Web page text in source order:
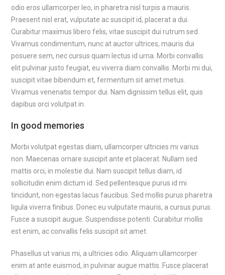
odio eros ullamcorper leo, in pharetra nisl turpis a mauris.
Praesent nisl erat, vulputate ac suscipit id, placerat a dui.
Curabitur maximus libero felis, vitae suscipit dui rutrum sed.
Vivamus condimentum, nunc at auctor ultrices, mauris dui
posuere sem, nec cursus quam lectus id urna. Morbi convallis
elit pulvinar justo feugiat, eu viverra diam convallis. Morbi mi dui,
suscipit vitae bibendum et, fermentum sit amet metus.
Vivamus venenatis tempor dui. Nam dignissim tellus elit, quis
dapibus orci volutpat in.
In good memories
Morbi volutpat egestas diam, ullamcorper ultricies mi varius
non. Maecenas ornare suscipit ante et placerat. Nullam sed
mattis orci, in molestie dui. Nam suscipit tellus diam, id
sollicitudin enim dictum id. Sed pellentesque purus id mi
tincidunt, non egestas lacus faucibus. Sed mollis purus pharetra
ligula viverra finibus. Donec eu vulputate mauris, a cursus purus.
Fusce a suscipit augue. Suspendisse potenti. Curabitur mollis
est enim, ac convallis felis suscipit sit amet.
Phasellus ut varius mi, a ultricies odio. Aliquam ullamcorper
enim at ante euismod, in pulvinar augue mattis. Fusce placerat